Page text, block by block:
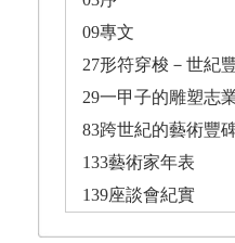
09專文
27形符穿梭－世紀
29一甲子的雕塑志
83跨世紀的藝術豐
133藝術家年表
139座談會紀實